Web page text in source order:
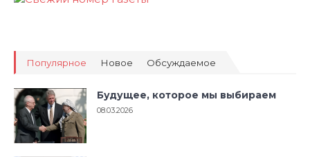
Популярное Новое Обсуждаемое
Будущее, которое мы выбираем
08.03.2026